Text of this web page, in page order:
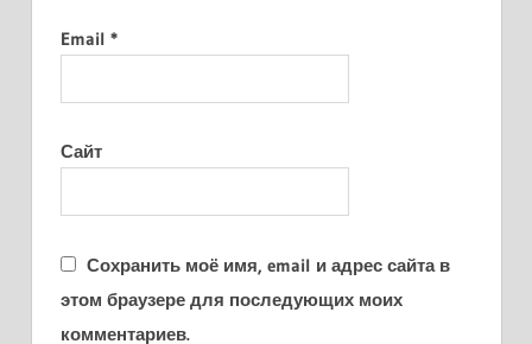
Email *
Сайт
Сохранить моё имя, email и адрес сайта в
этом браузере для последующих моих
комментариев.